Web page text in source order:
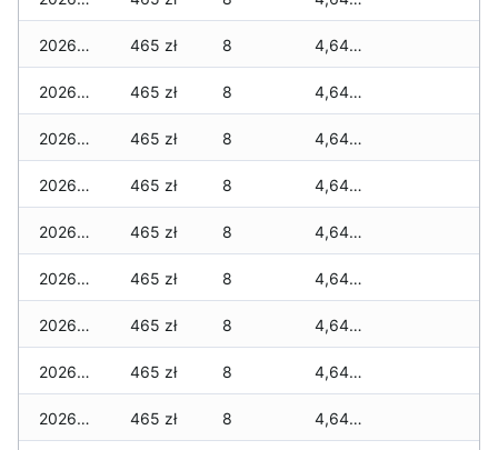
2026-03-17 465 zł 8 4,645 zł
2026-03-16 465 zł 8 4,645 zł
2026-03-15 465 zł 8 4,645 zł
2026-03-14 465 zł 8 4,645 zł
2026-03-13 465 zł 8 4,645 zł
2026-03-12 465 zł 8 4,645 zł
2026-03-11 465 zł 8 4,645 zł
2026-03-10 465 zł 8 4,645 zł
2026-03-09 465 zł 8 4,645 zł